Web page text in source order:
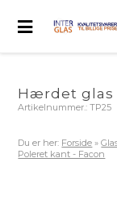
Hærdet glas
Artikelnummer.:TP25
Du er her: Forside »
Poleret kant - Facon